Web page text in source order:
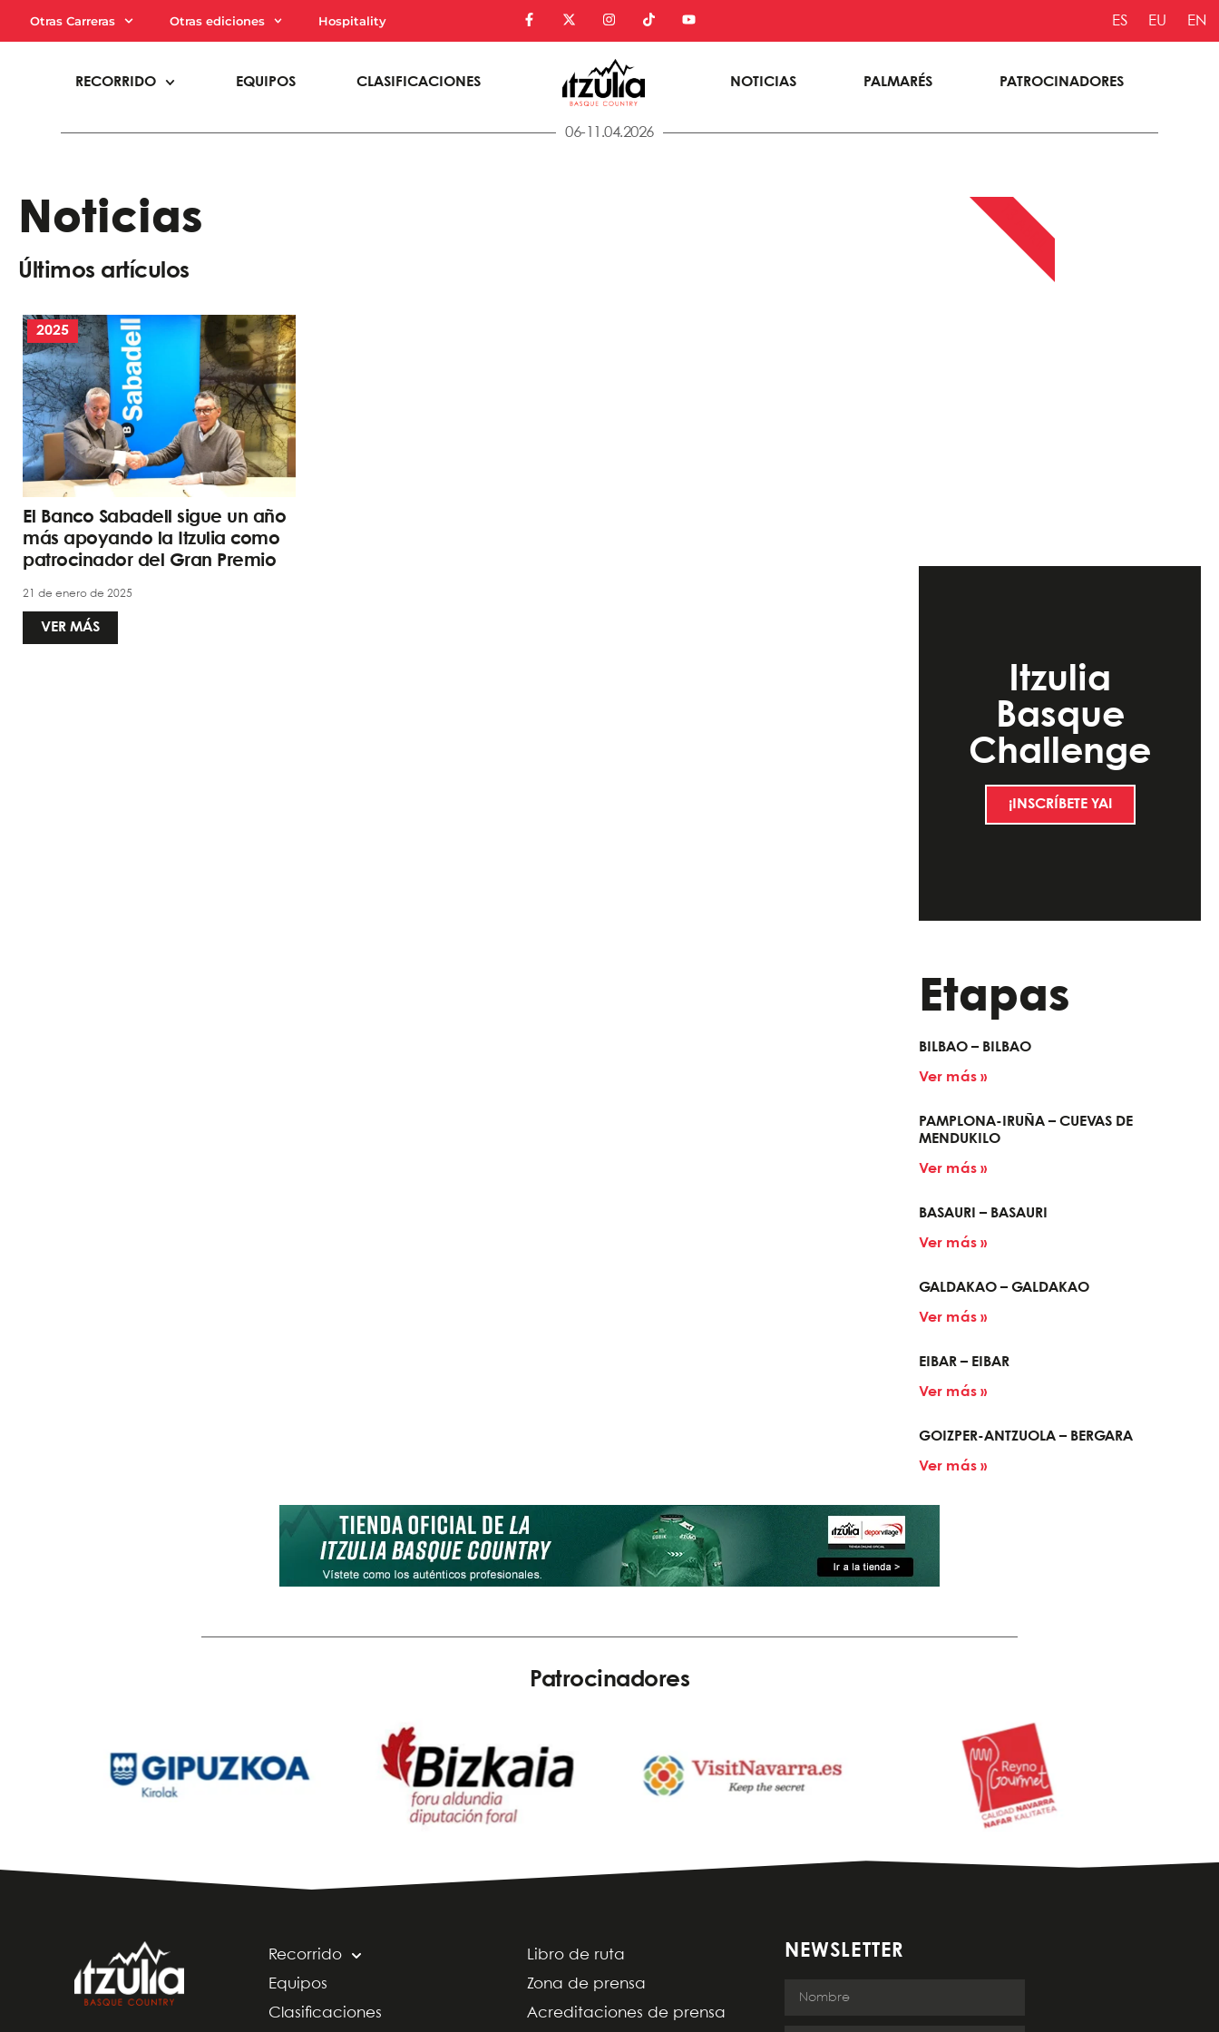
Otras Carreras Otras ediciones Hospitality ES EU EN
RECORRIDO EQUIPOS CLASIFICACIONES NOTICIAS PALMARÉS PATROCINADORES
06-11.04.2026
Noticias
Últimos artículos
2025
El Banco Sabadell sigue un año
más apoyando la Itzulia como
patrocinador del Gran Premio
21 de enero de 2025
VER MÁS
Itzulia
Basque
Challenge
¡INSCRÍBETE YA!
13 ABRIL
Etapas
BILBAO – BILBAO
Ver más »
PAMPLONA-IRUÑA – CUEVAS DE
MENDUKILO
Ver más »
BASAURI – BASAURI
Ver más »
GALDAKAO – GALDAKAO
Ver más »
EIBAR – EIBAR
Ver más »
GOIZPER-ANTZUOLA – BERGARA
Ver más »
Patrocinadores
Recorrido
Equipos
Clasificaciones
Libro de ruta
Zona de prensa
Acreditaciones de prensa
NEWSLETTER